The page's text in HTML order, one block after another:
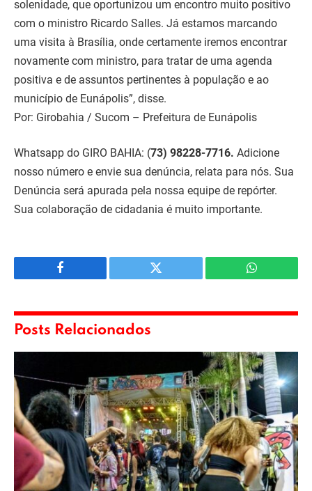
solenidade, que oportunizou um encontro muito positivo
com o ministro Ricardo Salles. Já estamos marcando
uma visita à Brasília, onde certamente iremos encontrar
novamente com ministro, para tratar de uma agenda
positiva e de assuntos pertinentes à população e ao
município de Eunápolis”, disse.
Por: Girobahia / Sucom – Prefeitura de Eunápolis
Whatsapp do GIRO BAHIA: (73) 98228-7716. Adicione
nosso número e envie sua denúncia, relata para nós. Sua
Denúncia será apurada pela nossa equipe de repórter.
Sua colaboração de cidadania é muito importante.
Facebook Twitter WhatsApp
Posts Relacionados